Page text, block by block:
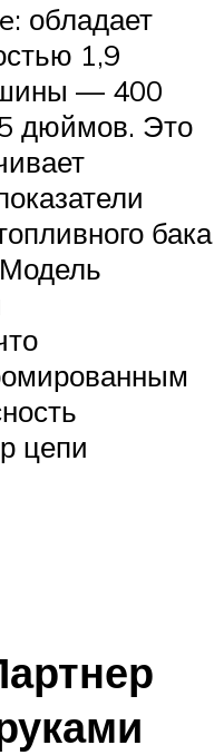
обладает
1,9
— 400
дюймов. Это
бака
цепи